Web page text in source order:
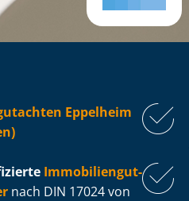
Eppelheim
Im­mo­bi­li­en­gut­
nach DIN 17024 von